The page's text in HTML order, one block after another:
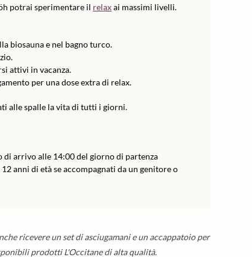
potrai sperimentare il relaxai massimi livelli.
biosauna e nel bagno turco.
attivi in vacanza.
per una dose extra di relax.
alle spalle la vita di tutti i giorni.
di arrivo alle 14:00 del giorno di partenza
anni di età se accompagnati da un genitore o
ricevere un set di asciugamani e un accappatoio per
prodotti L'Occitane di alta qualità.